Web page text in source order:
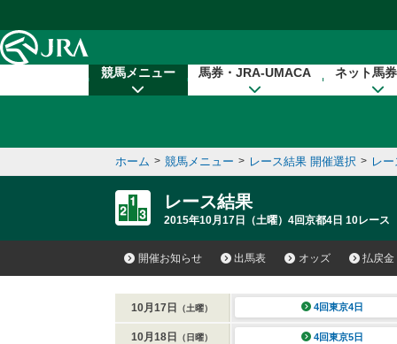
競馬メニュー 馬券・JRA-UMACA ネット馬
ホーム > 競馬メニュー > レース結果 開催選択 > レ
レース結果
2015年10月17日（土曜）4回京都4日 10レース
開催お知らせ 出馬表 オッズ 払戻金
10月17日 （土曜） 4回東京4日
10月18日 （日曜） 4回東京5日